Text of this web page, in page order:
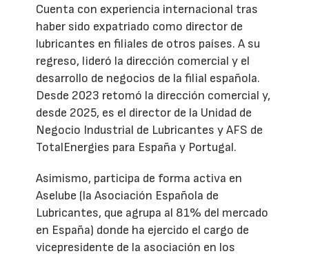
Cuenta con experiencia internacional tras
haber sido expatriado como director de
lubricantes en filiales de otros países. A su
regreso, lideró la dirección comercial y el
desarrollo de negocios de la filial española.
Desde 2023 retomó la dirección comercial y,
desde 2025, es el director de la Unidad de
Negocio Industrial de Lubricantes y AFS de
TotalEnergies para España y Portugal.
Asimismo, participa de forma activa en
Aselube (la Asociación Española de
Lubricantes, que agrupa al 81% del mercado
en España) donde ha ejercido el cargo de
vicepresidente de la asociación en los